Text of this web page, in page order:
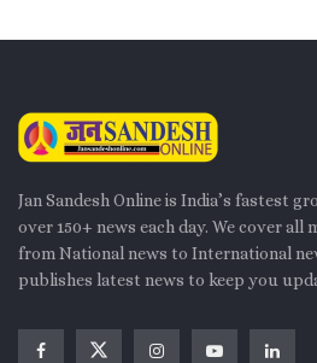
Jan Sandesh Online is India’s fastest
over 150+ news each day. We cover all
from National news to International
publishes latest news to keep you